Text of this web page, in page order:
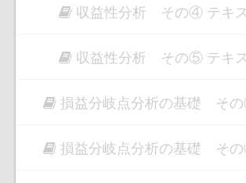
収益性分析 その④ テキ
収益性分析 その⑤ テキ
損益分岐点分析の基礎 そ
損益分岐点分析の基礎 そ